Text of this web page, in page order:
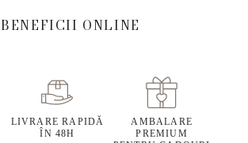
BENEFICII ONLINE
LIVRARE RAPIDĂ
ÎN 48H
AMBALARE
PREMIUM